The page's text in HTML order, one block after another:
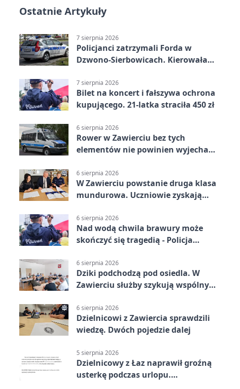
Ostatnie Artykuły
7 sierpnia 2026
Policjanci zatrzymali Forda w
Dzwono-Sierbowicach. Kierowała
7 sierpnia 2026
Bilet na koncert i fałszywa ochrona
kupującego. 21-latka straciła 450 zł
6 sierpnia 2026
Rower w Zawierciu bez tych
elementów nie powinien wyjechać
6 sierpnia 2026
W Zawierciu powstanie druga klasa
mundurowa. Uczniowie zyskają
6 sierpnia 2026
Nad wodą chwila brawury może
skończyć się tragedią - Policja
6 sierpnia 2026
Dziki podchodzą pod osiedla. W
Zawierciu służby szykują wspólny
6 sierpnia 2026
Dzielnicowi z Zawiercia sprawdzili
wiedzę. Dwóch pojedzie dalej
5 sierpnia 2026
Dzielnicowy z Łaz naprawił groźną
usterkę podczas urlopu.